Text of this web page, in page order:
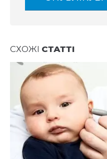
СХОЖІ СТАТТІ